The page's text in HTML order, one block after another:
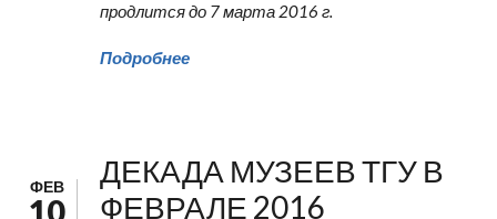
продлится до 7 марта 2016 г.
Подробнее
ФЕВ
10
ДЕКАДА МУЗЕЕВ ТГУ В
ФЕВРАЛЕ 2016